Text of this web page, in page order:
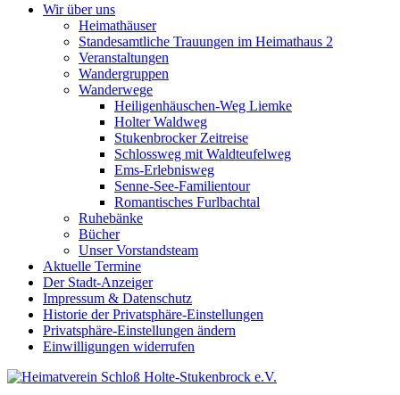
Wir über uns
Heimathäuser
Standesamtliche Trauungen im Heimathaus 2
Veranstaltungen
Wandergruppen
Wanderwege
Heiligenhäuschen-Weg Liemke
Holter Waldweg
Stukenbrocker Zeitreise
Schlossweg mit Waldteufelweg
Ems-Erlebnisweg
Senne-See-Familientour
Romantisches Furlbachtal
Ruhebänke
Bücher
Unser Vorstandsteam
Aktuelle Termine
Der Stadt-Anzeiger
Impressum & Datenschutz
Historie der Privatsphäre-Einstellungen
Privatsphäre-Einstellungen ändern
Einwilligungen widerrufen